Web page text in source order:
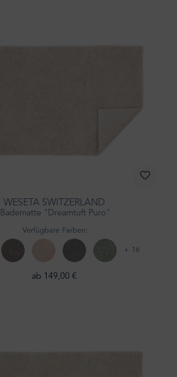
WESETA SWITZERLAND
Badematte "Dreamtuft Puro"
Verfügbare Farben:
+ 16
ab 149,00 €